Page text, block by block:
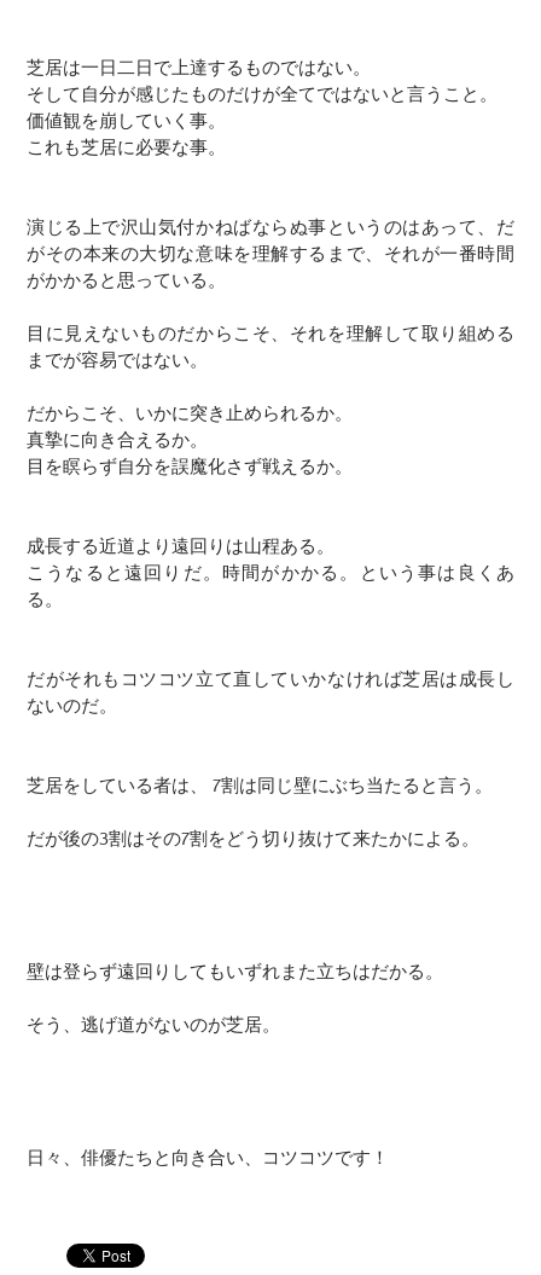
芝居は一日二日で上達するものではない。
そして自分が感じたものだけが全てではないと言うこと。
価値観を崩していく事。
​これも芝居に必要な事。
演じる上で沢山気付かねばならぬ事というのはあって、だ
がその本来の大切な意味を理解するまで、それが一番時間
がかかると思っている。
目に見えないものだからこそ、それを理解して取り組める
までが容易ではない。
だからこそ、いかに突き止められるか。
​真摯に向き合えるか。
目を瞑らず自分を誤魔化さず戦えるか。
成長する近道より遠回りは山程ある。
こうなると遠回りだ。時間がかかる。という事は良くあ
る。
だがそれもコツコツ立て直していかなければ芝居は成長し
ないのだ。
芝居をしている者は、 7割は同じ壁にぶち当たると言う。
だが後の3割はその7割をどう切り抜けて来たかによる。
壁は登らず遠回りしてもいずれまた立ちはだかる。
そう、逃げ道がないのが芝居。
日々、俳優たちと向き合い、コツコツです！